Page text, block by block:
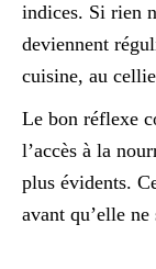
indices. Si rien
deviennent
cuisine, au
Le bon réflexe
l’accès à la
plus évidents.
avant qu’elle ne